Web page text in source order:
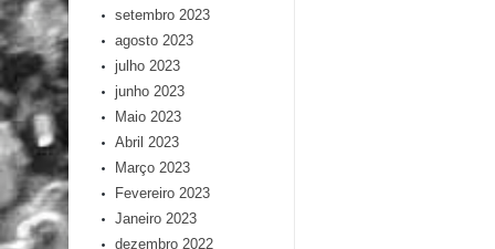
setembro 2023
agosto 2023
julho 2023
junho 2023
Maio 2023
Abril 2023
Março 2023
Fevereiro 2023
Janeiro 2023
dezembro 2022